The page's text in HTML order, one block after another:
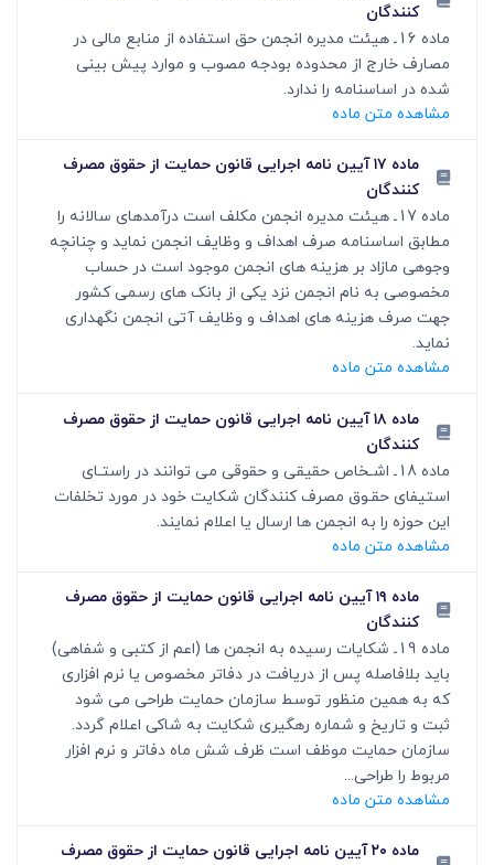
کنندگان
ماده 16ـ هیئت مدیره انجمن حق استفاده از منابع مالی در
مصارف خارج از محدوده بودجه مصوب و موارد پیش بینی
شده در اساسنامه را ندارد.
مشاهده متن ماده
ماده ۱۷ آیین نامه اجرایی قانون حمایت از حقوق مصرف
کنندگان
ماده 17ـ هیئت مدیره انجمن مکلف است درآمدهای سالانه را
مطابق اساسنامه صرف اهداف و وظایف انجمن نماید و چنانچه
وجوهی مازاد بر هزینه های انجمن موجود است در حساب
مخصوصی به نام انجمن نزد یکی از بانک های رسمی کشور
جهت صرف هزینه های اهداف و وظایف آتی انجمن نگهداری
نماید.
مشاهده متن ماده
ماده ۱۸ آیین نامه اجرایی قانون حمایت از حقوق مصرف
کنندگان
ماده 18ـ اشـخاص حقیقی و حقوقی می توانند در راستـای
استیفای حقـوق مصرف کنندگان شکایت خود در مورد تخلفات
این حوزه را به انجمن ها ارسال یا اعلام نمایند.
مشاهده متن ماده
ماده ۱۹ آیین نامه اجرایی قانون حمایت از حقوق مصرف
کنندگان
ماده 19ـ شکایات رسیده به انجمن ها (اعم از کتبی و شفاهی)
باید بلافاصله پس از دریافت در دفاتر مخصوص یا نرم افزاری
که به همین منظور توسط سازمان حمایت طراحی می شود
ثبت و تاریخ و شماره رهگیری شکایت به شاکی اعلام گردد.
سازمان حمایت موظف است ظرف شش ماه دفاتر و نرم افزار
مربوط را طراحی...
مشاهده متن ماده
ماده ۲۰ آیین نامه اجرایی قانون حمایت از حقوق مصرف